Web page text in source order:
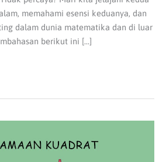
memahami esensi keduanya, dan
dalam dunia matematika dan di luar
berikut ini […]